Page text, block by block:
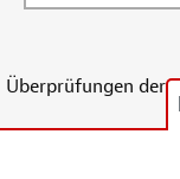
Überprüfungen der